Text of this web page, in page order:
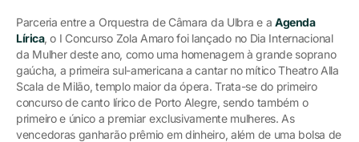
Parceria entre a Orquestra de Câmara da Ulbra e a Agenda
Lírica, o I Concurso Zola Amaro foi lançado no Dia Internacional
da Mulher deste ano, como uma homenagem à grande soprano
gaúcha, a primeira sul-americana a cantar no mítico Theatro Alla
Scala de Milão, templo maior da ópera. Trata-se do primeiro
concurso de canto lírico de Porto Alegre, sendo também o
primeiro e único a premiar exclusivamente mulheres. As
vencedoras ganharão prêmio em dinheiro, além de uma bolsa de